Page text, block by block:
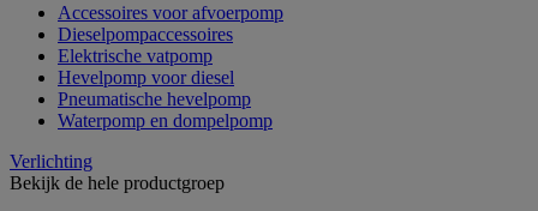
Accessoires voor afvoerpomp
Dieselpompaccessoires
Elektrische vatpomp
Hevelpomp voor diesel
Pneumatische hevelpomp
Waterpomp en dompelpomp
Verlichting
Bekijk de hele productgroep